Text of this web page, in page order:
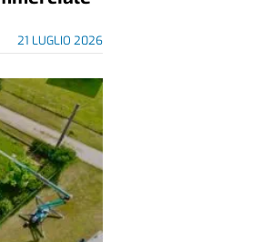
21 LUGLIO 2026